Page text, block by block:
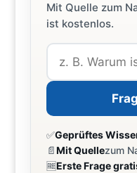
Mit Quelle zum
ist kostenlos.
✅Geprüftes
📄Mit Quellezum
🆓Erste Frage